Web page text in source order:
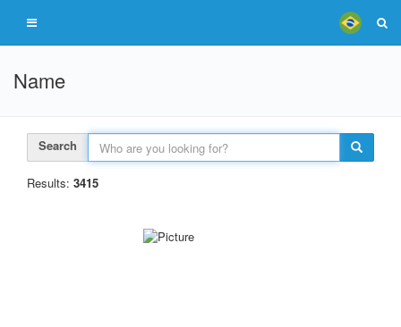
Name
Search
Results: 3415